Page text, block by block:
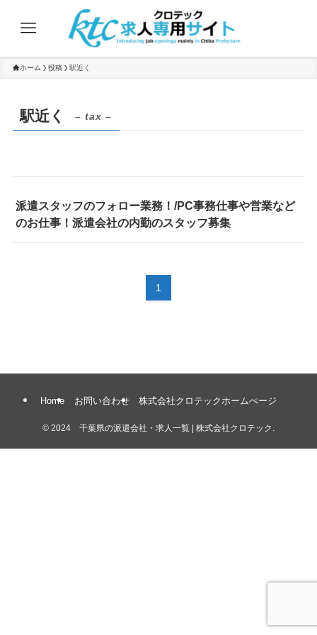
ホーム 投稿 駅近く
駅近く – tax –
派遣スタッフのフォロー業務！/PC事務仕事や営業など
のお仕事！派遣会社の内勤のスタッフ募集
1
Home お問い合わせ 株式会社クロテックホームぺージ
© 2024 千葉県の派遣会社・求人一覧 | 株式会社クロテック.